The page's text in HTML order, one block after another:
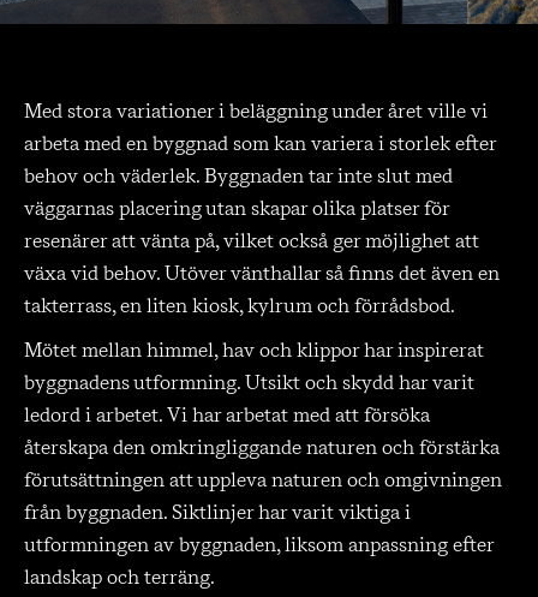
Med stora variationer i beläggning under året ville vi
arbeta med en byggnad som kan variera i storlek efter
behov och väderlek. Byggnaden tar inte slut med
väggarnas placering utan skapar olika platser för
resenärer att vänta på, vilket också ger möjlighet att
växa vid behov. Utöver vänthallar så finns det även en
takterrass, en liten kiosk, kylrum och förrådsbod.
Mötet mellan himmel, hav och klippor har inspirerat
byggnadens utformning. Utsikt och skydd har varit
ledord i arbetet. Vi har arbetat med att försöka
återskapa den omkringliggande naturen och förstärka
förutsättningen att uppleva naturen och omgivningen
från byggnaden. Siktlinjer har varit viktiga i
utformningen av byggnaden, liksom anpassning efter
landskap och terräng.